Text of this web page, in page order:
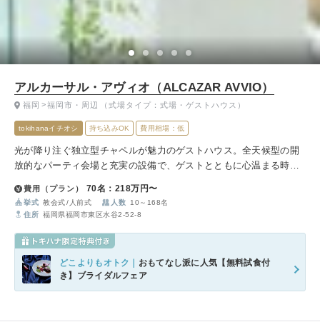
アルカーサル・アヴィオ（ALCAZAR AVVIO）
tokihanaイチオシ 持ち込みOK 費用相場：低
光が降り注ぐ独立型チャペルが魅力のゲストハウス。全天候型の開
放的なパーティ会場と充実の設備で、ゲストとともに心温まる時間
福岡 福岡市・周辺 （式場タイプ：式場・ゲストハウス）
費用（プラン） 70名：218万円〜
挙式 教会式 人前式 人数
10～168名
住所 福岡県福岡市東区水谷2-52-8
どこよりもオトク｜ おもてなし派に人気【無料試食付
き】ブライダルフェア